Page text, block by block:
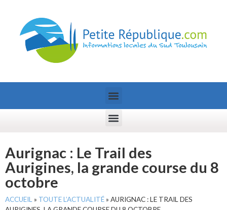
Aurignac : Le Trail des
Aurigines, la grande course du 8
octobre
ACCUEIL » TOUTE L’ACTUALITÉ» AURIGNAC : LE TRAIL DES